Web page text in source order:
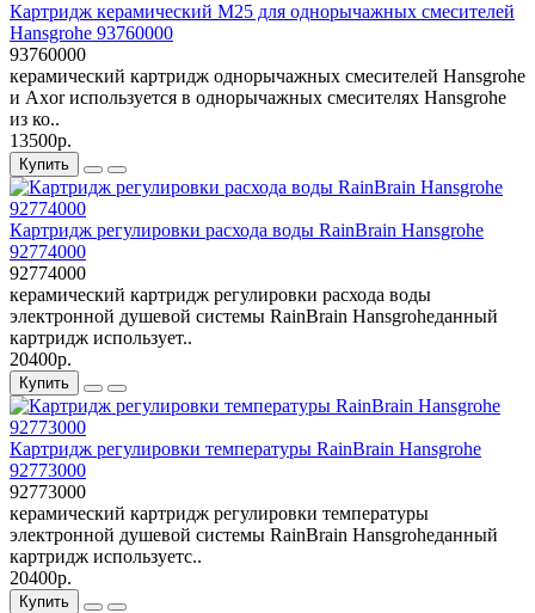
Картридж керамический М25 для однорычажных смесителей
Hansgrohe 93760000
93760000
керамический картридж однорычажных смесителей Hansgrohe
и Axor используется в однорычажных смесителях Hansgrohe
из ко..
13500р.
Купить
Картридж регулировки расхода воды RainBrain Hansgrohe
92774000
92774000
керамический картридж регулировки расхода воды
электронной душевой системы RainBrain Hansgroheданный
картридж использует..
20400р.
Купить
Картридж регулировки температуры RainBrain Hansgrohe
92773000
92773000
керамический картридж регулировки температуры
электронной душевой системы RainBrain Hansgroheданный
картридж используетс..
20400р.
Купить